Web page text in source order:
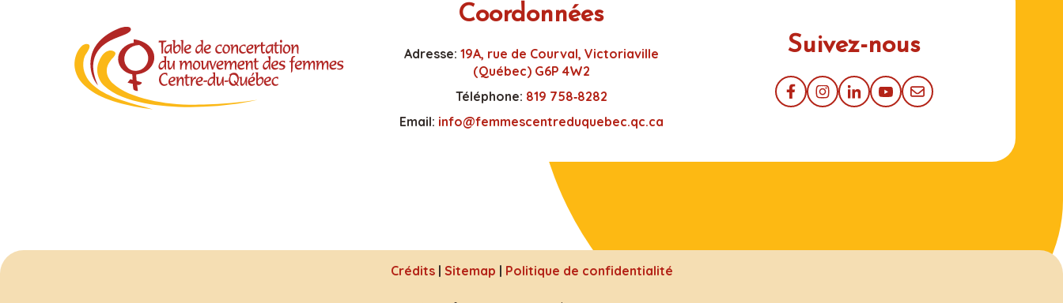
Coordonnées
Adresse: 19A, rue de Courval, Victoriaville
(Québec) G6P 4W2
Téléphone: 819 758‑8282
Email: info@femmescentreduquebec.qc.ca
Suivez-nous
Crédits| Sitemap | Politique de confidentialité